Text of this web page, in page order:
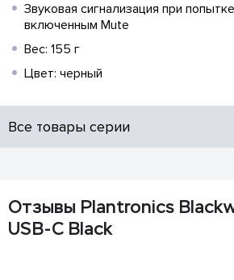
Звуковая сигнализация при
включенным Mute
Вес: 155 г
Цвет: черный
Все товары серии
Отзывы Plantronics
USB-C Black